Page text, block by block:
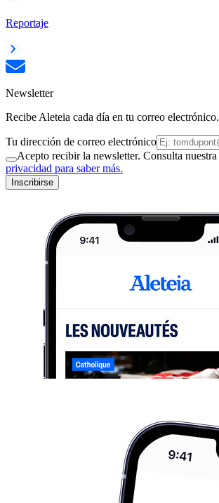
Reportaje
Newsletter
Recibe Aleteia cada día en tu correo electrónico.
Tu dirección de correo electrónico
Acepto recibir la newsletter. Consulta nuestra
privacidad para saber más.
Inscribirse